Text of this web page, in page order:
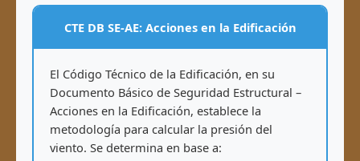
CTE DB SE-AE: Acciones en la Edificación
El Código Técnico de la Edificación, en su
Documento Básico de Seguridad Estructural –
Acciones en la Edificación, establece la
metodología para calcular la presión del
viento. Se determina en base a: